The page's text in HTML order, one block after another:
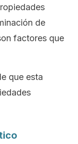
de
factores que
que esta